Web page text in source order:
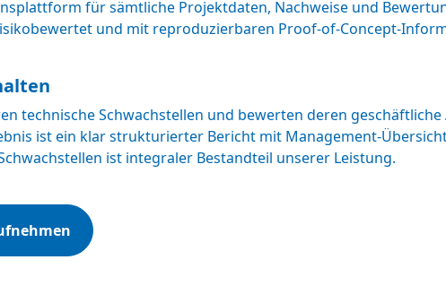
für sämtliche Projektdaten, Nachweise und
und mit reproduzierbaren Proof-of-Concept-
technische Schwachstellen und bewerten deren
ist ein klar strukturierter Bericht mit Management-
ist integraler Bestandteil unserer Leistung.